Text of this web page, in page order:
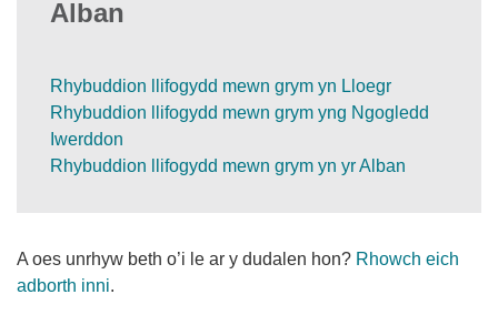
Alban
Rhybuddion llifogydd mewn grym yn Lloegr
Rhybuddion llifogydd mewn grym yng Ngogledd
Iwerddon
Rhybuddion llifogydd mewn grym yn yr Alban
A oes unrhyw beth o’i le ar y dudalen hon? Rhowch eich
adborth inni.